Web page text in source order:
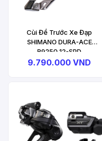
Cùi Đề Trước Xe Đạp
SHIMANO DURA-ACE
R9250 12-SPD
9.790.000 VND